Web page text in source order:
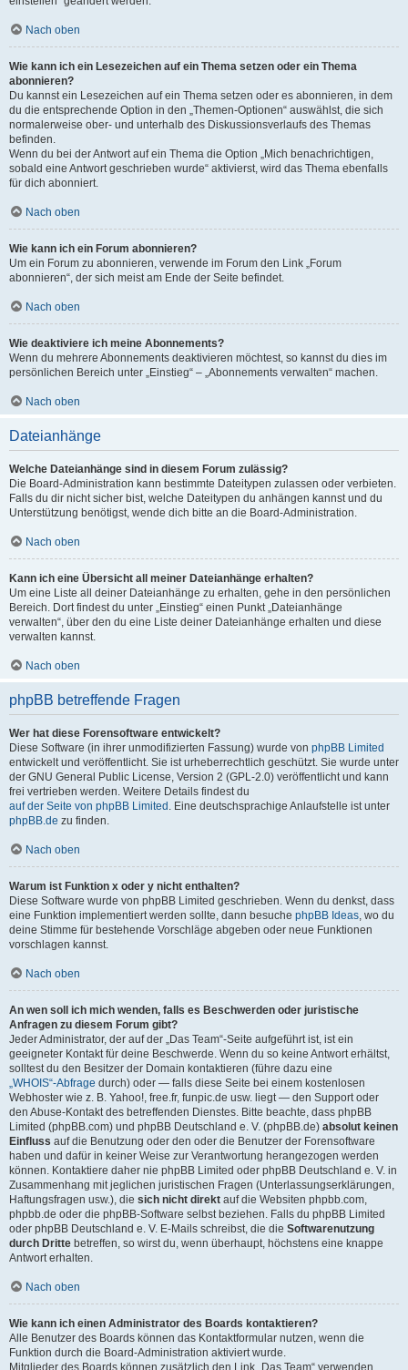
Nach oben
Wie kann ich ein Lesezeichen auf ein Thema setzen oder ein Thema
abonnieren?
Du kannst ein Lesezeichen auf ein Thema setzen oder es abonnieren, in dem
du die entsprechende Option in den „Themen-Optionen“ auswählst, die sich
normalerweise ober- und unterhalb des Diskussionsverlaufs des Themas
befinden.
Wenn du bei der Antwort auf ein Thema die Option „Mich benachrichtigen,
sobald eine Antwort geschrieben wurde“ aktivierst, wird das Thema ebenfalls
für dich abonniert.
Nach oben
Wie kann ich ein Forum abonnieren?
Um ein Forum zu abonnieren, verwende im Forum den Link „Forum
abonnieren“, der sich meist am Ende der Seite befindet.
Nach oben
Wie deaktiviere ich meine Abonnements?
Wenn du mehrere Abonnements deaktivieren möchtest, so kannst du dies im
persönlichen Bereich unter „Einstieg“ – „Abonnements verwalten“ machen.
Nach oben
Dateianhänge
Welche Dateianhänge sind in diesem Forum zulässig?
Die Board-Administration kann bestimmte Dateitypen zulassen oder verbieten.
Falls du dir nicht sicher bist, welche Dateitypen du anhängen kannst und du
Unterstützung benötigst, wende dich bitte an die Board-Administration.
Nach oben
Kann ich eine Übersicht all meiner Dateianhänge erhalten?
Um eine Liste all deiner Dateianhänge zu erhalten, gehe in den persönlichen
Bereich. Dort findest du unter „Einstieg“ einen Punkt „Dateianhänge
verwalten“, über den du eine Liste deiner Dateianhänge erhalten und diese
verwalten kannst.
Nach oben
phpBB betreffende Fragen
Wer hat diese Forensoftware entwickelt?
Diese Software (in ihrer unmodifizierten Fassung) wurde von phpBB Limited
entwickelt und veröffentlicht. Sie ist urheberrechtlich geschützt. Sie wurde unter
der GNU General Public License, Version 2 (GPL-2.0) veröffentlicht und kann
frei vertrieben werden. Weitere Details findest du
auf der Seite von phpBB Limited . Eine deutschsprachige Anlaufstelle ist unter
phpBB.de zu finden.
Nach oben
Warum ist Funktion x oder y nicht enthalten?
Diese Software wurde von phpBB Limited geschrieben. Wenn du denkst, dass
eine Funktion implementiert werden sollte, dann besuche phpBB Ideas, wo du
deine Stimme für bestehende Vorschläge abgeben oder neue Funktionen
vorschlagen kannst.
Nach oben
An wen soll ich mich wenden, falls es Beschwerden oder juristische
Anfragen zu diesem Forum gibt?
Jeder Administrator, der auf der „Das Team“-Seite aufgeführt ist, ist ein
geeigneter Kontakt für deine Beschwerde. Wenn du so keine Antwort erhältst,
solltest du den Besitzer der Domain kontaktieren (führe dazu eine
„WHOIS“-Abfrage durch) oder — falls diese Seite bei einem kostenlosen
Webhoster wie z. B. Yahoo!, free.fr, funpic.de usw. liegt — den Support oder
den Abuse-Kontakt des betreffenden Dienstes. Bitte beachte, dass phpBB
Limited (phpBB.com) und phpBB Deutschland e. V. (phpBB.de) absolut keinen
Einfluss auf die Benutzung oder den oder die Benutzer der Forensoftware
haben und dafür in keiner Weise zur Verantwortung herangezogen werden
können. Kontaktiere daher nie phpBB Limited oder phpBB Deutschland e. V. in
Zusammenhang mit jeglichen juristischen Fragen (Unterlassungserklärungen,
Haftungsfragen usw.), die sich nicht direkt auf die Websiten phpbb.com,
phpbb.de oder die phpBB-Software selbst beziehen. Falls du phpBB Limited
oder phpBB Deutschland e. V. E-Mails schreibst, die die Softwarenutzung
durch Dritte betreffen, so wirst du, wenn überhaupt, höchstens eine knappe
Antwort erhalten.
Nach oben
Wie kann ich einen Administrator des Boards kontaktieren?
Alle Benutzer des Boards können das Kontaktformular nutzen, wenn die
Funktion durch die Board-Administration aktiviert wurde.
Mitglieder des Boards können zusätzlich den Link „Das Team“ verwenden.